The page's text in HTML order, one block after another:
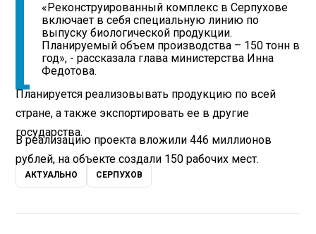
«Реконструированный комплекс в Серпухове
включает в себя специальную линию по
выпуску биологической продукции.
Планируемый объем производства – 150 тонн в
год», - рассказала глава министерства Инна
Федотова.
Планируется реализовывать продукцию по всей
стране, а также экспортировать ее в другие
государства.
В реализацию проекта вложили 446 миллионов
рублей, на объекте создали 150 рабочих мест.
АКТУАЛЬНО СЕРПУХОВ